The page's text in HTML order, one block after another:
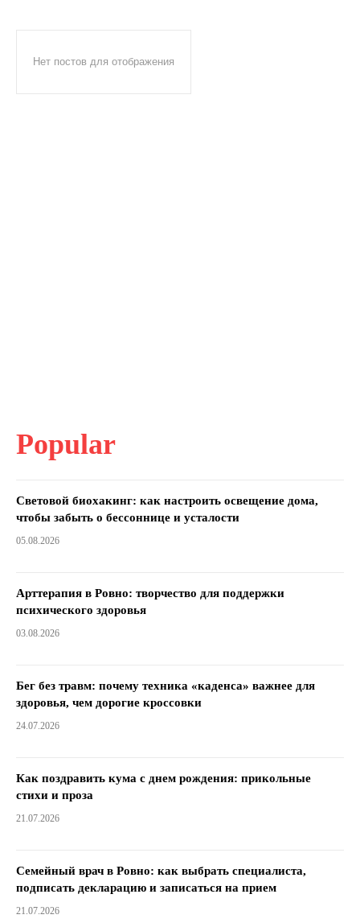
Нет постов для отображения
Popular
Световой биохакинг: как настроить освещение дома,
чтобы забыть о бессоннице и усталости
05.08.2026
Арттерапия в Ровно: творчество для поддержки
психического здоровья
03.08.2026
Бег без травм: почему техника «каденса» важнее для
здоровья, чем дорогие кроссовки
24.07.2026
Как поздравить кума с днем ​​рождения: прикольные
стихи и проза
21.07.2026
Семейный врач в Ровно: как выбрать специалиста,
подписать декларацию и записаться на прием
21.07.2026